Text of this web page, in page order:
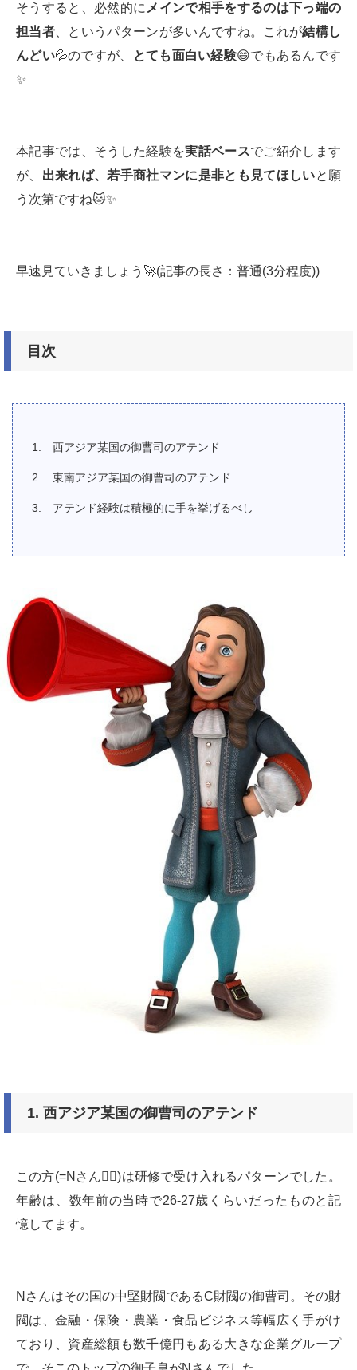
そうすると、必然的に メインで相手をするのは下っ端の
担当者 、というパターンが多いんですね。これが結構し
んどい💦のですが、 とても面白い経験😄でもあるんです
✨
本記事では、そうした経験を実話ベースでご紹介します
が、 出来れば、若手商社マンに是非とも見てほしいと願
う次第ですね🐱✨
早速見ていきましょう🚀(記事の長さ：普通(3分程度))
目次
西アジア某国の御曹司のアテンド
東南アジア某国の御曹司のアテンド
アテンド経験は積極的に手を挙げるべし
1. 西アジア某国の御曹司のアテンド
この方(=Nさん👳‍♂️)は研修で受け入れるパターンでした。
年齢は、数年前の当時で26-27歳くらいだったものと記
憶してます。
Nさんはその国の中堅財閥であるC財閥の御曹司。その財
閥は、金融・保険・農業・食品ビジネス等幅広く手がけ
ており、資産総額も数千億円もある大きな企業グループ